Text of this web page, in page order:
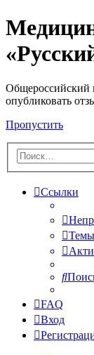
Общероссийский
опубликовать
Пропустить
Ссылки
Темы
FAQ
Вход